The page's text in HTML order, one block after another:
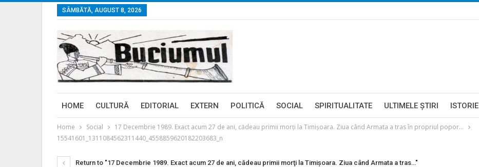
SÂMBĂTĂ, AUGUST 8, 2026
HOME CULTURĂ EDITORIAL EXTERN POLITICĂ SOCIAL SPIRITUALITATE ULTIMELE ŞTIRI ISTORIE
Home Social
17 Decembrie 1989. Exact acum 27 de ani, cădeau primii morţi la Timişoara. Ziua când Armata a tras în propriul popor…
15541601_1311084562311440_4558859620182203683_n
Return to "17 Decembrie 1989. Exact acum 27 de ani, cădeau primii morţi la Timişoara. Ziua când Armata a tras…"